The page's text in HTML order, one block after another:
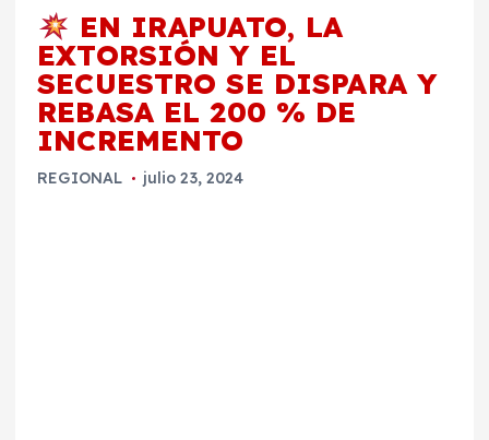
EN IRAPUATO, LA
EXTORSIÓN Y EL
SECUESTRO SE DISPARA Y
REBASA EL 200 % DE
INCREMENTO
REGIONAL julio 23, 2024